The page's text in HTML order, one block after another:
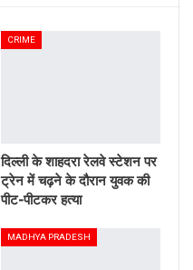
CRIME
दिल्ली के शाहदरा रेलवे स्टेशन पर
ट्रेन में चढ़ने के दौरान युवक की
पीट-पीटकर हत्या
MADHYA PRADESH